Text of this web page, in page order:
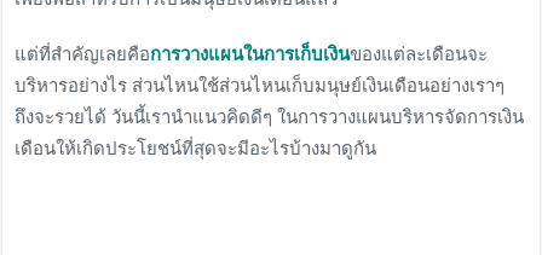
แต่ที่สำคัญเลยคือการวางแผนในการเก็บเงินของแต่ละเดือนจะ
บริหารอย่างไร ส่วนไหนใช้ส่วนไหนเก็บมนุษย์เงินเดือนอย่างเราๆ
ถึงจะรวยได้ วันนี้เรานำแนวคิดดีๆ ในการวางแผนบริหารจัดการเงิน
เดือนให้เกิดประโยชน์ที่สุดจะมีอะไรบ้างมาดูกัน